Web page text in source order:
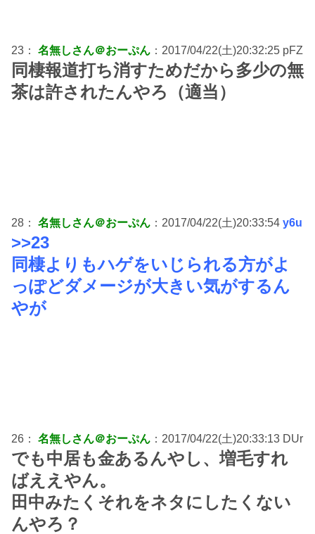
23： 名無しさん＠おーぷん ：2017/04/22(土)20:32:25 pFZ
同棲報道打ち消すためだから多少の無
茶は許されたんやろ（適当）
28： 名無しさん＠おーぷん ：2017/04/22(土)20:33:54 y6u
>>23
同棲よりもハゲをいじられる方がよ
っぽどダメージが大きい気がするん
やが
26： 名無しさん＠おーぷん ：2017/04/22(土)20:33:13 DUr
でも中居も金あるんやし、増毛すれ
ばええやん。
田中みたくそれをネタにしたくない
んやろ？